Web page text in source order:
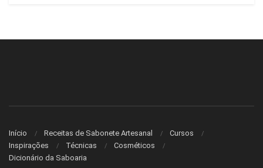
Início Receitas de Sabonete Artesanal
Cursos
Inspirações
Técnicas
Cosméticos
Dicionário da Saboaria